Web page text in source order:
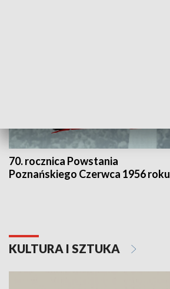
70. rocznica Powstania
Poznańskiego Czerwca 1956 roku
KULTURA I SZTUKA